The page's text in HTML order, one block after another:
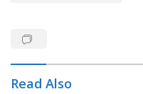
Read Also